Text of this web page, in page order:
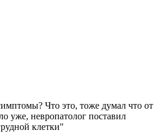
Что это, тоже думал что от
уже, невропатолог поставил
клетки"